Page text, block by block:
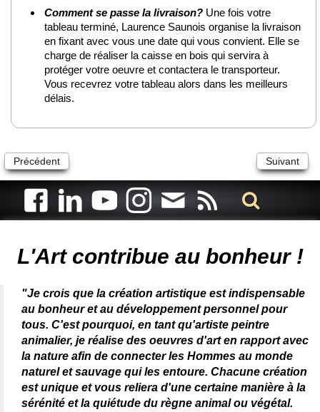
Comment se passe la livraison? Une fois votre
tableau terminé, Laurence Saunois organise la livraison
en fixant avec vous une date qui vous convient. Elle se
charge de réaliser la caisse en bois qui servira à
protéger votre oeuvre et contactera le transporteur.
Vous recevrez votre tableau alors dans les meilleurs
délais.
Précédent Suivant
L'Art contribue au bonheur !
"Je crois que la création artistique est indispensable
au bonheur et au développement personnel pour
tous. C'est pourquoi, en tant qu'artiste peintre
animalier, je réalise des oeuvres d'art en rapport avec
la nature afin de connecter les Hommes au monde
naturel et sauvage qui les entoure. Chacune création
est unique et vous reliera d'une certaine manière à la
sérénité et la quiétude du règne animal ou végétal.